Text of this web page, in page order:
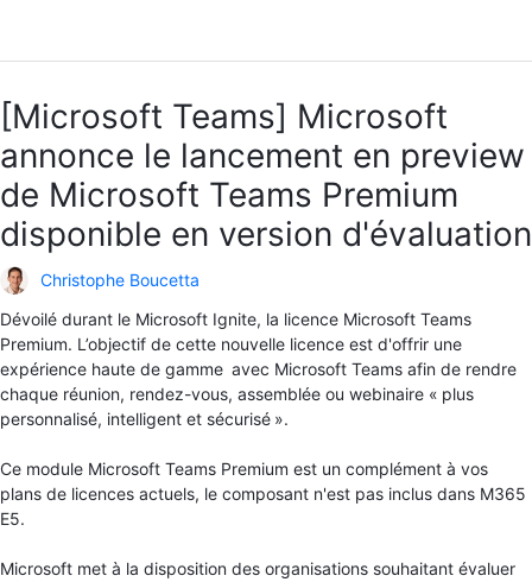
[Microsoft Teams] Microsoft
annonce le lancement en preview
de Microsoft Teams Premium
disponible en version d'évaluation
Christophe Boucetta
Dévoilé durant le Microsoft Ignite, la licence Microsoft Teams
Premium. L’objectif de cette nouvelle licence est d'offrir une
expérience haute de gamme avec Microsoft Teams afin de rendre
chaque réunion, rendez-vous, assemblée ou webinaire « plus
personnalisé, intelligent et sécurisé ».
Ce module Microsoft Teams Premium est un complément à vos
plans de licences actuels, le composant n'est pas inclus dans M365
E5.
Microsoft met à la disposition des organisations souhaitant évaluer